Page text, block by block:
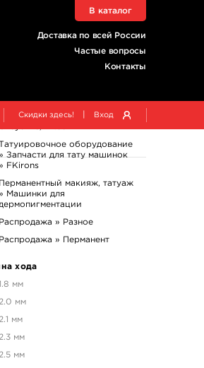
Доставка по всей России
Частые вопросы
Контакты
В каталог
Скидки здесь! Вход
Татуировочное оборудование
корды - Clipcords
Татуировочное оборудование
Держатели для картриджей
оборудование
» Запчасти для тату машинок
» FKirons
Перманентный макияж, татуаж
» Машинки для
дермопигментации
Распродажа » Разное
Распродажа » Перманент
хода
мм
2.0 мм
2.1 мм
2.3 мм
2.5 мм